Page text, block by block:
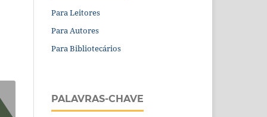
Para Leitores
Para Autores
Para Bibliotecários
PALAVRAS-CHAVE